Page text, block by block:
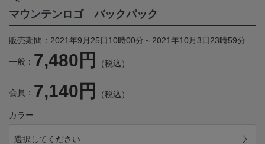
マウンテンロゴ バックパック
販売期間：2021年9月25日10時00分～2021年10月3日23時59分
一般： 7,480円 （税込）
会員： 7,140円 （税込）
カラー
選択してください